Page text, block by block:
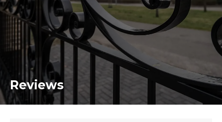
Reviews